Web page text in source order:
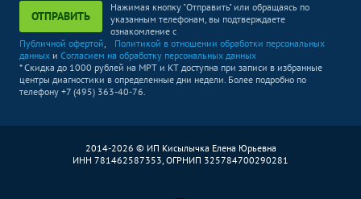
ОТПРАВИТЬ
Нажимая кнопку "Отправить" или обращаясь по
указанным телефонам, вы подтверждаете
ознакомление с
Публичной офертой,
Политикой в отношении обработки персональных
данных и Согласием на обработку персональных данных
* Скидка до 1000 рублей на МРТ и КТ доступна при записи в избранные
центры диагностики в определенные дни недели. Более подробно по
телефону +7 (495) 363-40-76.
2014-2026 © ИП Кисылычка Елена Юрьевна
ИНН 781462587353, ОГРНИП 325784700290281